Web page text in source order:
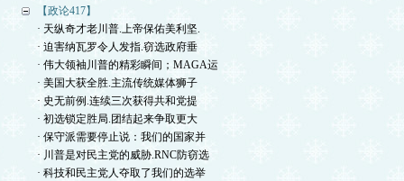
【政论417】
· 天纵奇才老川普.上帝保佑美利坚.
· 迫害纳瓦罗令人发指.窃选政府垂
· 伟大领袖川普的精彩瞬间；MAGA运
· 美国大获全胜.主流传统媒体狮子
· 史无前例.连续三次获得共和党提
· 初选锁定胜局.团结起来争取更大
· 保守派需要停止说：我们的国家并
· 川普是对民主党的威胁.RNC防窃选
· 科技和民主党人夺取了我们的选举